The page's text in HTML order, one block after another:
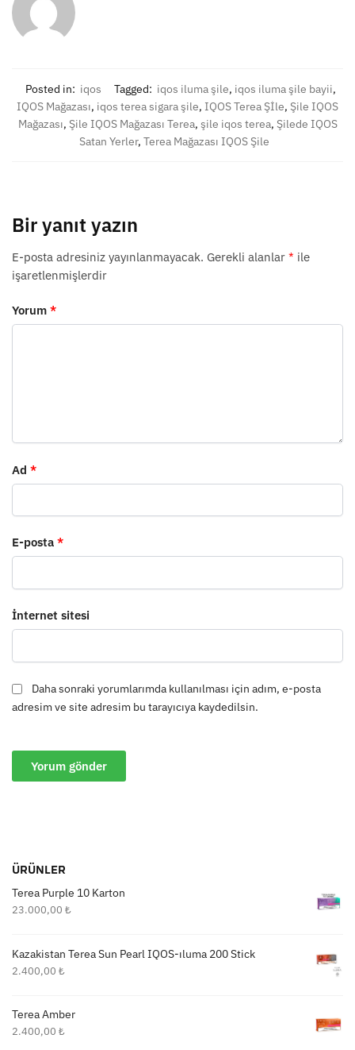
Posted in: iqos Tagged: iqos iluma şile, iqos iluma şile bayii,
IQOS Mağazası, iqos terea sigara şile, IQOS Terea Şİle, Şile IQOS
Mağazası, Şile IQOS Mağazası Terea, şile iqos terea, Şilede IQOS
Satan Yerler, Terea Mağazası IQOS Şile
Bir yanıt yazın
E-posta adresiniz yayınlanmayacak. Gerekli alanlar * ile
işaretlenmişlerdir
Yorum *
Ad *
E-posta *
İnternet sitesi
Daha sonraki yorumlarımda kullanılması için adım, e-posta
adresim ve site adresim bu tarayıcıya kaydedilsin.
ÜRÜNLER
Terea Purple 10 Karton
23.000,00 ₺
Kazakistan Terea Sun Pearl IQOS-ıluma 200 Stick
2.400,00 ₺
Terea Amber
2.400,00 ₺